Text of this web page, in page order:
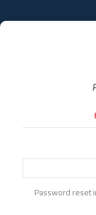
Password reset